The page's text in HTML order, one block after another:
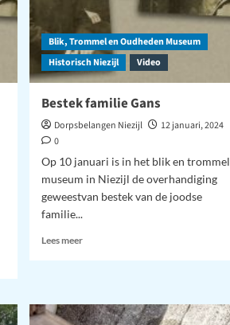
Blik, Trommel en Oudheden Museum
Historisch Niezijl
Video
Bestek familie Gans
Dorpsbelangen Niezijl
12 januari, 2024
0
Op 10 januari is in het blik en trommel
museum in Niezijl de overhandiging
geweestvan bestek van de joodse
familie...
Lees meerLees
Gans